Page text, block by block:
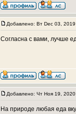
Добавлено: Вт Dec 03,
Согласна с вами, лучше
Добавлено: Чт Ноя 19,
На природе любая еда